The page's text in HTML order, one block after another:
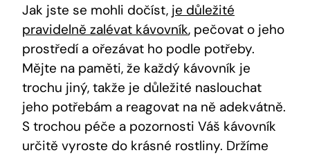
Jak jste se mohli dočíst, je důležité
pravidelně zalévat kávovník, pečovat o jeho
prostředí a ořezávat ho podle potřeby.
Mějte na paměti, že každý kávovník je
trochu jiný, takže je důležité naslouchat
jeho potřebám a reagovat na ně adekvátně.
S trochou péče a pozornosti Váš kávovník
určitě vyroste do krásné rostliny. Držíme